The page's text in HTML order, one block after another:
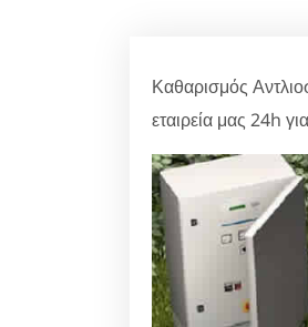
Καθαρισμός
εταιρεία μας 24h